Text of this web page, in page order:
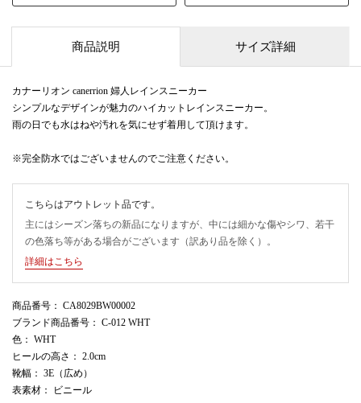
商品説明 サイズ詳細
カナーリオン canerrion 婦人レインスニーカー
シンプルなデザインが魅力のハイカットレインスニーカー。
雨の日でも水はねや汚れを気にせず着用して頂けます。
※完全防水ではございませんのでご注意ください。
こちらはアウトレット品です。
主にはシーズン落ちの新品になりますが、中には細かな傷やシワ、若干
の色落ち等がある場合がございます（訳あり品を除く）。
詳細はこちら
商品番号 ： CA8029BW00002
ブランド商品番号 ： C-012 WHT
色 ： WHT
ヒールの高さ ： 2.0cm
靴幅 ： 3E（広め）
表素材 ： ビニール